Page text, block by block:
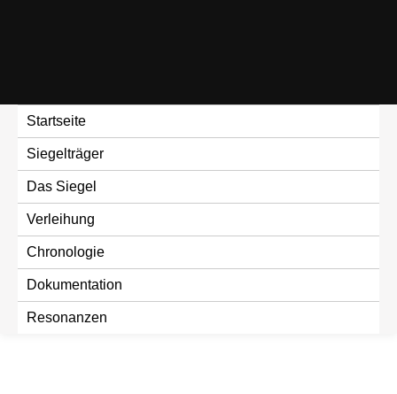
Startseite
Siegelträger
Das Siegel
Verleihung
Chronologie
Dokumentation
Resonanzen